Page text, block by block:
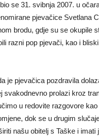
se 31. svibnja 2007. u
pjevačice Svetlana
brodu, gdje su se okupile
razni pop pjevači, kao i
je pjevačica pozdravila
svakodnevno prolazi kroz
u redovite razgovore
dok se u drugim
našu obitelj s Taške i